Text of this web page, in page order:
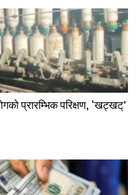
प्रारम्भिक परिक्षण, ‘खट्खट्’